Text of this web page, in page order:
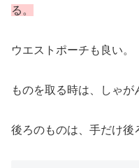
る。
ウエストポーチも良い。
ものを取る時は、しゃが
後ろのものは、手だけ後